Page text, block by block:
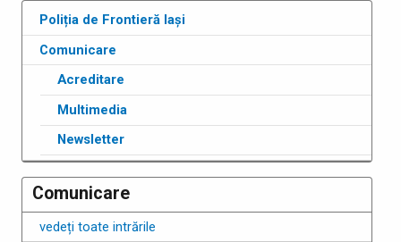
Poliția de Frontieră Iași
Comunicare
Acreditare
Multimedia
Newsletter
Comunicare
vedeți toate intrările